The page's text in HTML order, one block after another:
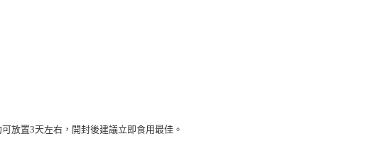
放置3天左右，開封後建議立即食用最佳。